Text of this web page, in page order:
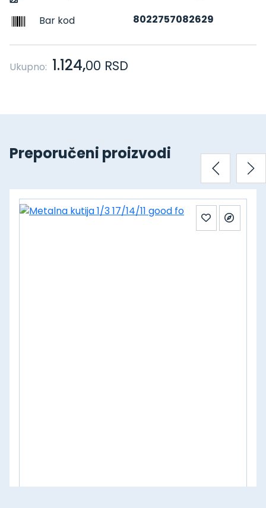
Bar kod 8022757082629
Ukupno: 1.124,00 RSD
Preporučeni proizvodi